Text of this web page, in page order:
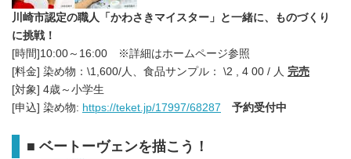
川崎市認定の職人「かわさきマイスター」と一緒に、ものづくり
に挑戦！
[時間]10:00～16:00 ※詳細はホームページ参照
[料金] 染め物：\1,600/人、食品サンプル： \2 , 4 00 / 人 完売
[対象] 4歳～小学生
[申込] 染め物: https://teket.jp/17997/68287 予約受付中
■ ベートーヴェンを描こう！